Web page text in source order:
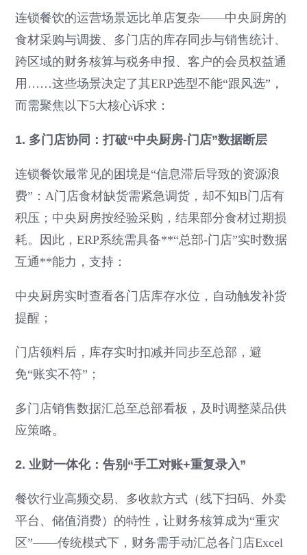
连锁餐饮的运营场景远比单店复杂——中央厨房的
食材采购与调拨、多门店的库存同步与销售统计、
跨区域的财务核算与税务申报、客户的会员权益通
用……这些场景决定了其ERP选型不能“跟风选”，
而需聚焦以下5大核心诉求：
1. 多门店协同：打破“中央厨房-门店”数据断层
连锁餐饮最常见的困境是“信息滞后导致的资源浪
费”：A门店食材缺货需紧急调货，却不知B门店有
积压；中央厨房按经验采购，结果部分食材过期损
耗。因此，ERP系统需具备**“总部-门店”实时数据
互通**能力，支持：
中央厨房实时查看各门店库存水位，自动触发补货
提醒；
门店领料后，库存实时扣减并同步至总部，避
免“账实不符”；
多门店销售数据汇总至总部看板，及时调整菜品供
应策略。
2. 业财一体化：告别“手工对账+重复录入”
餐饮行业高频交易、多收款方式（线下扫码、外卖
平台、储值消费）的特性，让财务核算成为“重灾
区”——传统模式下，财务需手动汇总各门店Excel